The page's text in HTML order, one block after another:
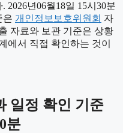
2026년06월18일 15시30분
은 개인정보보호위원회 자
자료와 보관 기준은 상황
에서 직접 확인하는 것이
일정 확인 기준
분